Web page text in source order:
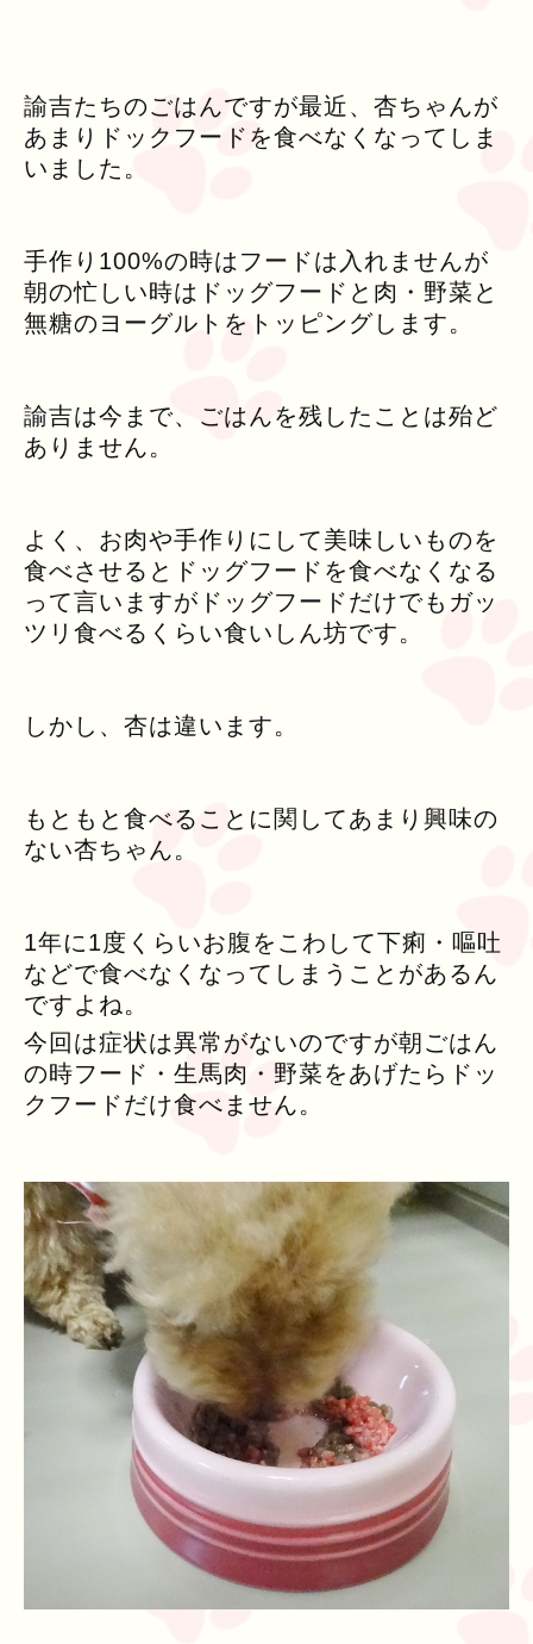
諭吉たちのごはんですが最近、杏ちゃんが
あまりドックフードを食べなくなってしま
いました。
手作り100%の時はフードは入れませんが
朝の忙しい時はドッグフードと肉・野菜と
無糖のヨーグルトをトッピングします。
諭吉は今まで、ごはんを残したことは殆ど
ありません。
よく、お肉や手作りにして美味しいものを
食べさせるとドッグフードを食べなくなる
って言いますがドッグフードだけでもガッ
ツリ食べるくらい食いしん坊です。
しかし、杏は違います。
もともと食べることに関してあまり興味の
ない杏ちゃん。
1年に1度くらいお腹をこわして下痢・嘔吐
などで食べなくなってしまうことがあるん
ですよね。
今回は症状は異常がないのですが朝ごはん
の時フード・生馬肉・野菜をあげたらドッ
クフードだけ食べません。